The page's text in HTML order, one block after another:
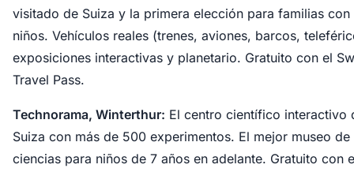
visitado de Suiza y la primera elección para familias con
niños. Vehículos reales (trenes, aviones, barcos,
exposiciones interactivas y planetario. Gratuito con el
Travel Pass.
Technorama, Winterthur: El centro científico interactivo
Suiza con más de 500 experimentos. El mejor museo de
ciencias para niños de 7 años en adelante. Gratuito con